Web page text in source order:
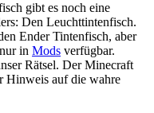
gibt es noch eine
Den Leuchttintenfisch.
Ender Tintenfisch, aber
in Mods verfügbar.
Rätsel. Der Minecraft
Hinweis auf die wahre